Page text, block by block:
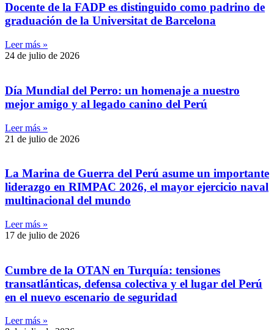
Docente de la FADP es distinguido como padrino de
graduación de la Universitat de Barcelona
Leer más »
24 de julio de 2026
Día Mundial del Perro: un homenaje a nuestro
mejor amigo y al legado canino del Perú
Leer más »
21 de julio de 2026
La Marina de Guerra del Perú asume un importante
liderazgo en RIMPAC 2026, el mayor ejercicio naval
multinacional del mundo
Leer más »
17 de julio de 2026
Cumbre de la OTAN en Turquía: tensiones
transatlánticas, defensa colectiva y el lugar del Perú
en el nuevo escenario de seguridad
Leer más »